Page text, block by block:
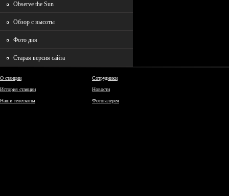
Observe the Sun
Обзор с высоты
Фото дня
Старая версия сайта
О станции
История станции
Наши телескопы
Сотрудники
Новости
Фотогалерея